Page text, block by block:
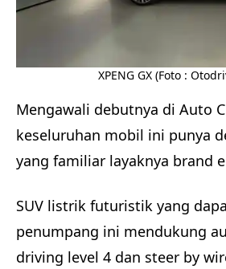
XPENG GX (Foto :
Mengawali debutnya di Auto
keseluruhan mobil ini punya
yang familiar layaknya brand
SUV listrik futuristik yang
penumpang ini mendukung
driving level 4 dan steer by